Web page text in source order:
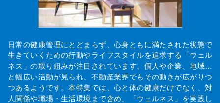
日常の健康管理にとどまらず、心身ともに満たされた状態で
生きていくための行動やライフスタイルを追求する「ウェル
ネス」の取り組みが注目されています。個人や企業、地域…
と幅広い活動が見られ、不動産業界でもその動きが広がりつ
つあるようです。本特集では、心と体の健康だけでなく、対
人関係や職場・生活環境まで含め、「ウェルネス」を実践し